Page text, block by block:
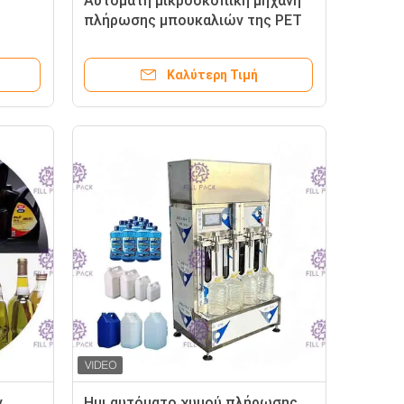
τη
πλήρωσης μπουκαλιών της PET
σόγιας
Καλύτερη Τιμή